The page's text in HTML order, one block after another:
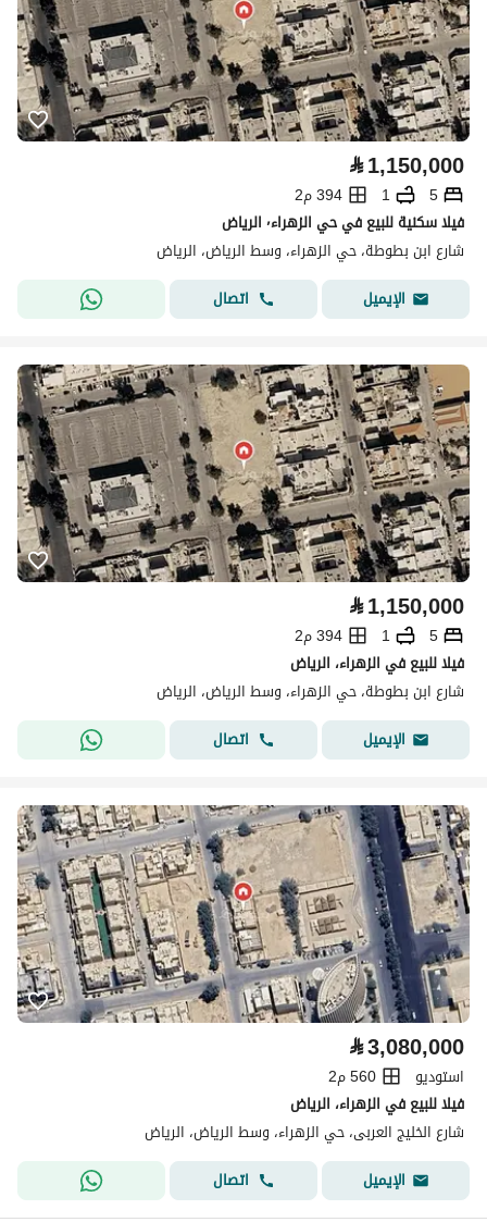
⃁1,150,000
5
1
394 م2
فيلا سكنية للبيع في حي الزهراء٬ الرياض
شارع ابن بطوطة، حي الزهراء، وسط الرياض، الرياض
الإيميل
اتصال
⃁1,150,000
5
1
394 م2
فيلا للبيع في الزهراء، الرياض
شارع ابن بطوطة، حي الزهراء، وسط الرياض، الرياض
الإيميل
اتصال
⃁3,080,000
استوديو
560 م2
فيلا للبيع في الزهراء، الرياض
شارع الخليج العربى، حي الزهراء، وسط الرياض، الرياض
الإيميل
اتصال